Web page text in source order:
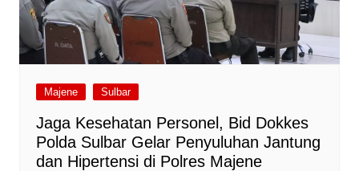
Majene Sulbar
Jaga Kesehatan Personel, Bid Dokkes
Polda Sulbar Gelar Penyuluhan Jantung
dan Hipertensi di Polres Majene